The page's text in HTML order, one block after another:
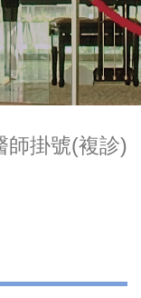
師掛號(複診)